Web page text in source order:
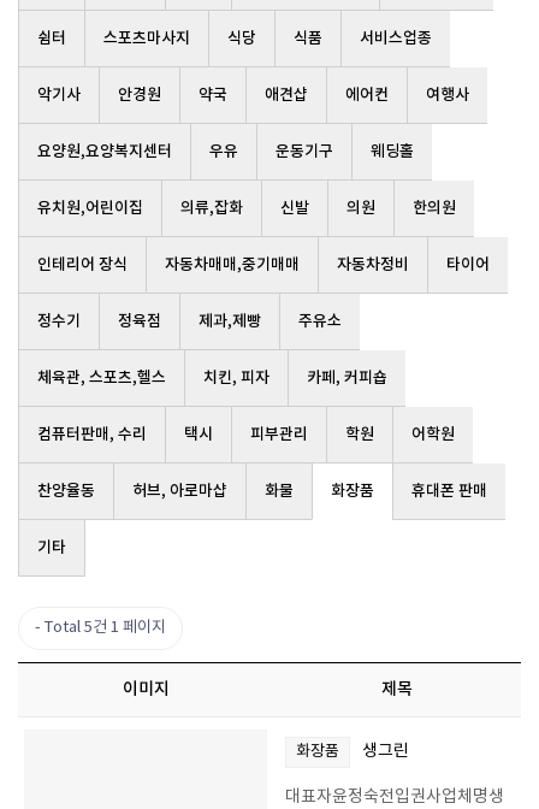
쉼터 스포츠마사지 식당 식품 서비스업종
악기사 안경원 약국 애견샵 에어컨 여행사
요양원,요양복지센터 우유 운동기구 웨딩홀
유치원,어린이집 의류,잡화 신발 의원 한의원
인테리어 장식 자동차매매,중기매매 자동차정비 타이어
정수기 정육점 제과,제빵 주유소
체육관, 스포츠,헬스 치킨, 피자 카페, 커피숍
컴퓨터판매, 수리 택시 피부관리 학원 어학원
찬양율동 허브, 아로마샵 화물 화장품 휴대폰 판매
기타
Total 5건 1 페이지
이미지 제목
화장품 생그린
대표자윤정숙전입권사업체명생